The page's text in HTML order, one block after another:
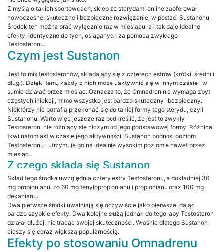
Z myślą o takich sportowcach, sklep ze sterydami online zaoferował
nowoczesne, skuteczne i bezpieczne rozwiązanie, w postaci Sustanonu.
Środek ten można brać wyłącznie raz w miesiącu, a i tak daje idealne
efekty, identyczne do tych, osiąganych za pomocą zwykłego
Testosteronu.
Czym jest Sustanon
Jest to mix testosteronów, składający się z czterech estrów (krótki, średni i
długi). Dzięki temu każdy z nich może uaktywnić się w innym czasie i w
sumie działać przez miesiąc. Oznacza to, że Omnadren nie wymaga zbyt
częstych iniekcji, mimo wszystko jest bardzo skuteczny i bezpieczny.
Niektórzy nie potrafią przekonać się do takiej formy tego sterydu, czyli
Sustanonu. Warto więc jeszcze raz podkreślić, że jest to zwykły
Testosteron, nie różniący się niczym od jego podstawowej formy. Różnica
tkwi natomiast w czasie jego aktywności. Sustanon podnosi poziom
Testosteronu i utrzymuje go na idealnie wysokim poziomie nawet przez
miesiąc.
Z czego składa się Sustanon
Skład tego środka uwzględnia cztery estry Testosteronu, a dokładniej 30
mg propionianu, po 60 mg fenylopropionianu i propionianu oraz 100 mg
dekanianu.
Dwa pierwsze środki uwalniają się oczywiście jako pierwsze, dając
bardzo szybkie efekty. Dwa kolejne służą jednak do tego, aby Testosteron
działał dłużej, nie tracąc swojej skuteczności. Właśnie dlatego Sustanon
cieszy się coraz większą popularnością.
Efekty po stosowaniu Omnadrenu